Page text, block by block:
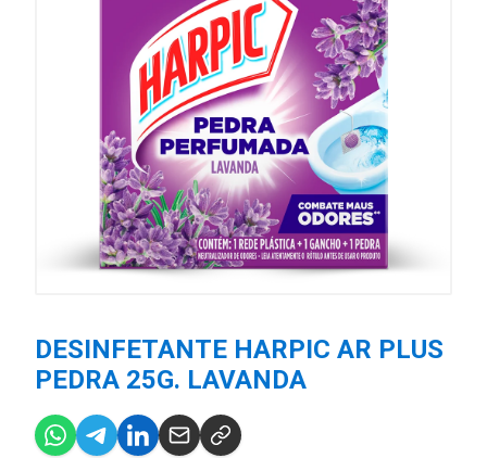
DESINFETANTE HARPIC AR PLUS
PEDRA 25G. LAVANDA